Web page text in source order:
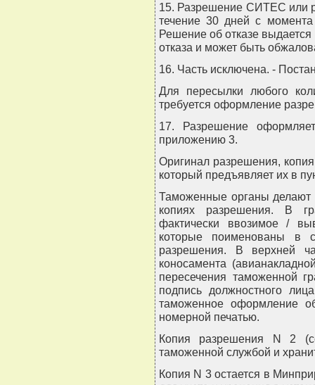
15. Разрешение СИТЕС или
течение 30 дней с
Решение об отказе
отказа и может быть
16. Часть исключена. -
Для пересылки любого
требуется оформление
17. Разрешение
приложению 3.
Оригинал разрешения,
который предъявляет их в
Таможенные органы делают
копиях разрешения. В
фактически ввозимое /
которые поименованы в
разрешения. В верхней
коносамента
пересечения таможенной
подпись должностного
таможенное оформление
номерной печатью.
Копия разрешения N 2
таможенной службой и
Копия N 3 остается в